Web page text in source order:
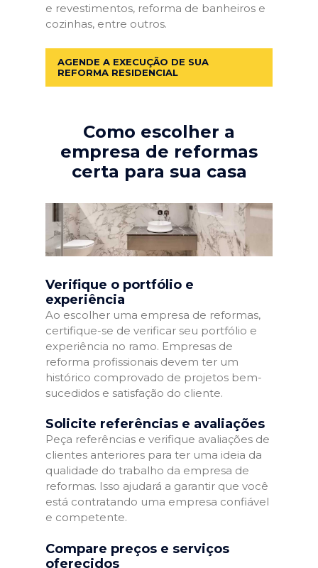
e revestimentos, reforma de banheiros e
cozinhas, entre outros.
AGENDE A EXECUÇÃO DE SUA
REFORMA RESIDENCIAL
Como escolher a
empresa de reformas
certa para sua casa
Verifique o portfólio e
experiência
Ao escolher uma empresa de reformas,
certifique-se de verificar seu portfólio e
experiência no ramo. Empresas de
reforma profissionais devem ter um
histórico comprovado de projetos bem-
sucedidos e satisfação do cliente.
Solicite referências e avaliações
Peça referências e verifique avaliações de
clientes anteriores para ter uma ideia da
qualidade do trabalho da empresa de
reformas. Isso ajudará a garantir que você
está contratando uma empresa confiável
e competente.
Compare preços e serviços
oferecidos